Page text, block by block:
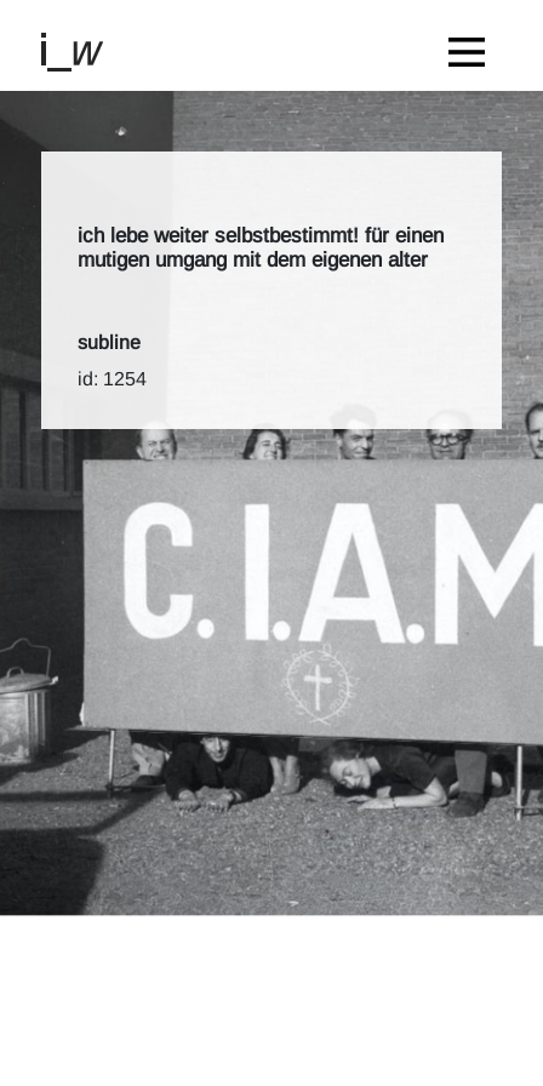
ich lebe weiter selbstbestimmt! für einen
mutigen umgang mit dem eigenen alter
subline
id: 1254